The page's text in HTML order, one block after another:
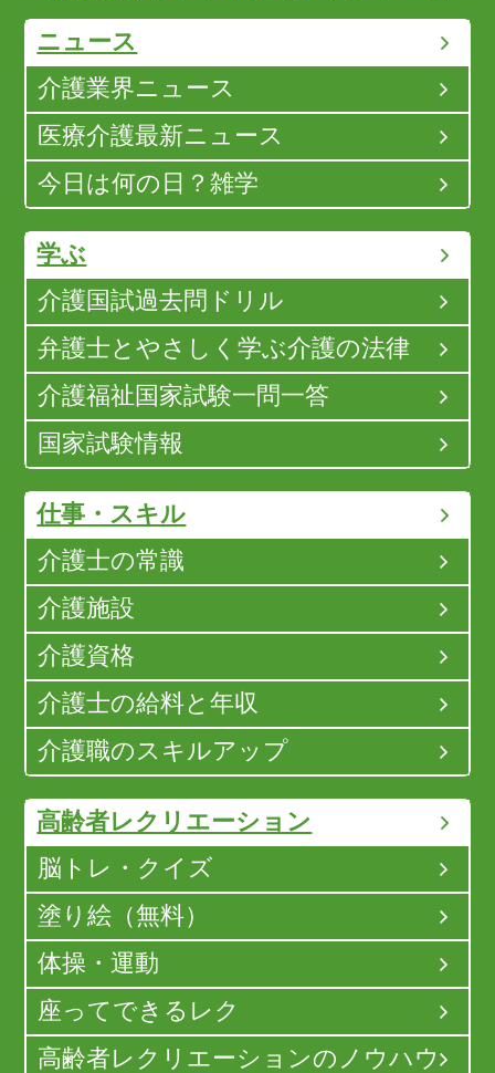
ニュース
介護業界ニュース
医療介護最新ニュース
今日は何の日？雑学
学ぶ
介護国試過去問ドリル
弁護士とやさしく学ぶ介護の法律
介護福祉国家試験一問一答
国家試験情報
仕事・スキル
介護士の常識
介護施設
介護資格
介護士の給料と年収
介護職のスキルアップ
高齢者レクリエーション
脳トレ・クイズ
塗り絵（無料）
体操・運動
座ってできるレク
高齢者レクリエーションのノウハウ